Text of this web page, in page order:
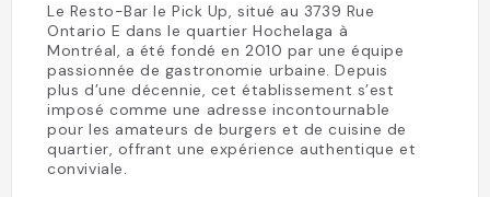
Le Resto-Bar le Pick Up, situé au 3739 Rue
Ontario E dans le quartier Hochelaga à
Montréal, a été fondé en 2010 par une équipe
passionnée de gastronomie urbaine. Depuis
plus d’une décennie, cet établissement s’est
imposé comme une adresse incontournable
pour les amateurs de burgers et de cuisine de
quartier, offrant une expérience authentique et
conviviale.